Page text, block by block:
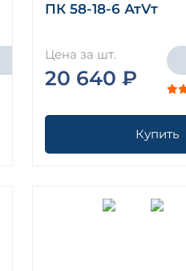
ПК 58-18-6 АтVт
Цена за шт.
20 640 ₽
Купить